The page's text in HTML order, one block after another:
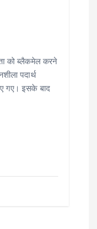
को ब्लैकमेल करने
पदार्थ
गए। इसके बाद